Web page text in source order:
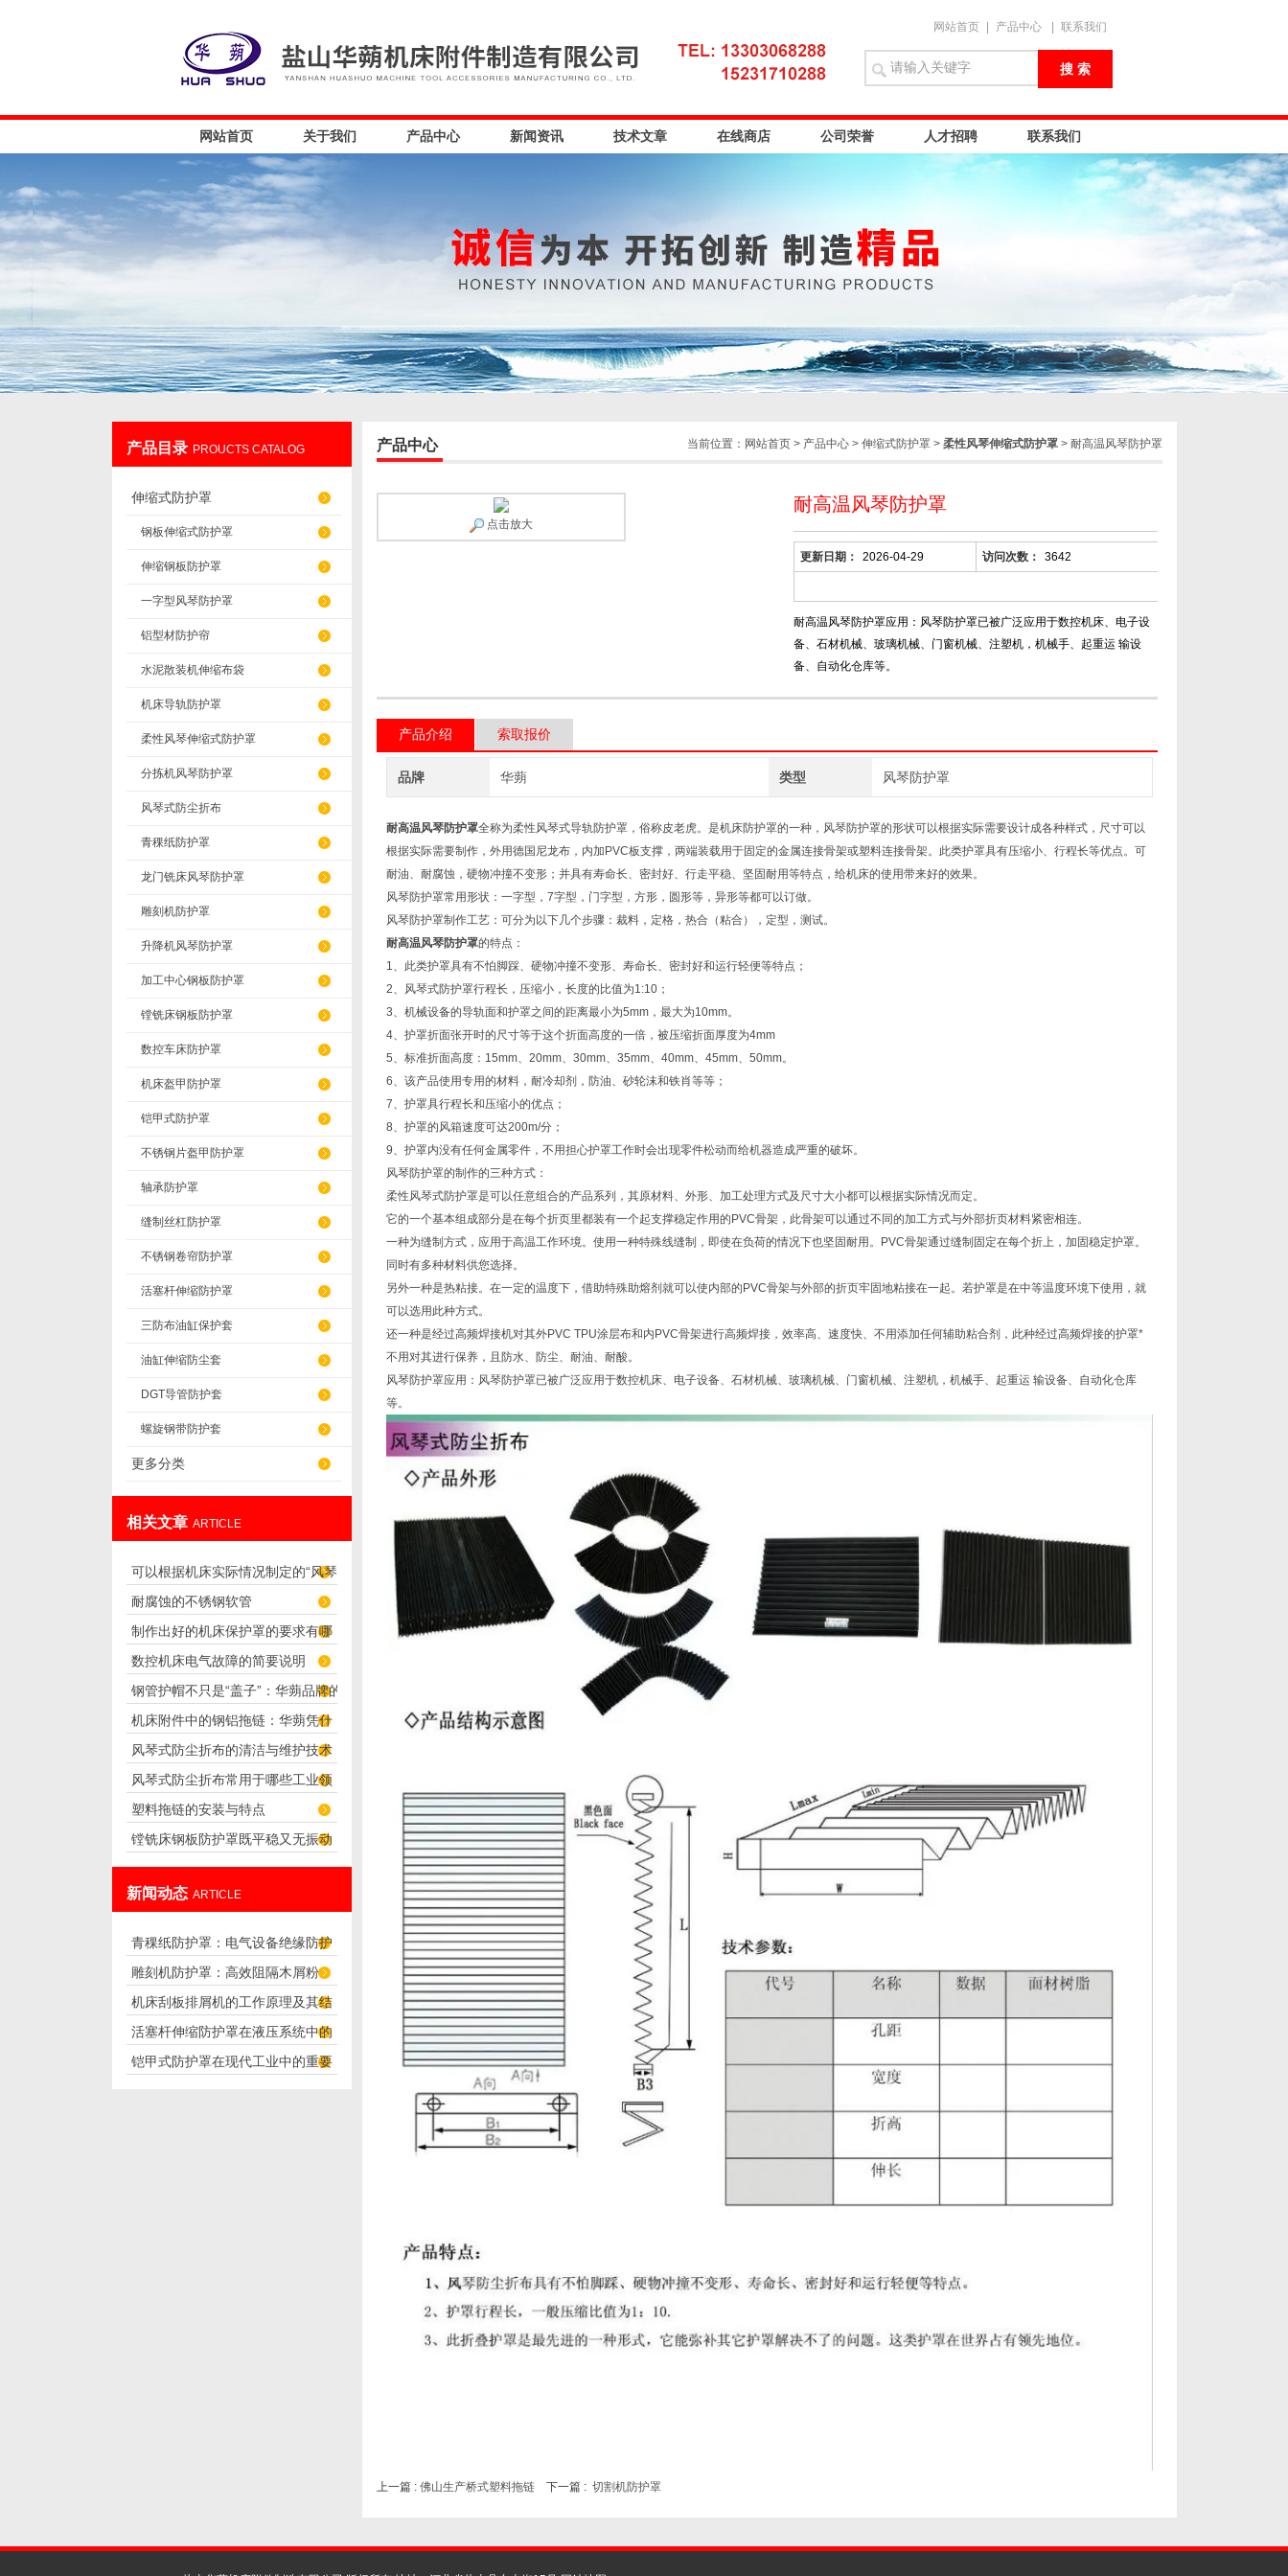
网站首页 产品中心 联系我们
网站首页 关于我们 产品中心 新闻资讯 技术文章 在线商店 公司荣誉 人才招聘 联系我们
产品目录 PROUCTS CATALOG
伸缩式防护罩
钢板伸缩式防护罩
伸缩钢板防护罩
一字型风琴防护罩
铝型材防护帘
水泥散装机伸缩布袋
机床导轨防护罩
柔性风琴伸缩式防护罩
分拣机风琴防护罩
风琴式防尘折布
青稞纸防护罩
龙门铣床风琴防护罩
雕刻机防护罩
升降机风琴防护罩
加工中心钢板防护罩
镗铣床钢板防护罩
数控车床防护罩
机床盔甲防护罩
铠甲式防护罩
不锈钢片盔甲防护罩
轴承防护罩
缝制丝杠防护罩
不锈钢卷帘防护罩
活塞杆伸缩防护罩
三防布油缸保护套
油缸伸缩防尘套
DGT导管防护套
螺旋钢带防护套
更多分类
相关文章 ARTICLE
可以根据机床实际情况制定的“风琴
导轨防护罩”
耐腐蚀的不锈钢软管
制作出好的机床保护罩的要求有哪
些？
数控机床电气故障的简要说明
钢管护帽不只是“盖子”：华蒴品牌的
应用场景与选购参考
机床附件中的钢铝拖链：华蒴凭什
么赢得行业客户认可？
风琴式防尘折布的清洁与维护技术
风琴式防尘折布常用于哪些工业领
域？
塑料拖链的安装与特点
镗铣床钢板防护罩既平稳又无振动
新闻动态 ARTICLE
青稞纸防护罩：电气设备绝缘防护
专用方案
雕刻机防护罩：高效阻隔木屑粉
尘，守护设备精度与安全
机床刮板排屑机的工作原理及其结
构分析
活塞杆伸缩防护罩在液压系统中的
应用
铠甲式防护罩在现代工业中的重要
当前位置： 网站首页> 产品中心> 伸缩式防护罩> 柔性风琴伸缩式防护罩> 耐高温风琴防护罩
产品中心
耐高温风琴防护罩
更新日期： 2026-04-29 访问次数： 3642
耐高温风琴防护罩应用：风琴防护罩已被广泛应用于数控机床、电子设
备、石材机械、玻璃机械、门窗机械、注塑机，机械手、起重运 输设
备、自动化仓库等。
点击放大
产品介绍 索取报价
品牌 华蒴 类型 风琴防护罩
耐高温风琴防护罩全称为柔性风琴式导轨防护罩，俗称皮老虎。是机床防护罩的一种，风琴防护罩的形状可以根据实际需要设计成各种样式，尺寸可以
根据实际需要制作，外用德国尼龙布，内加PVC板支撑，两端装载用于固定的金属连接骨架或塑料连接骨架。此类护罩具有压缩小、行程长等优点。可
耐油、耐腐蚀，硬物冲撞不变形；并具有寿命长、密封好、行走平稳、坚固耐用等特点，给机床的使用带来好的效果。
风琴防护罩常用形状：一字型，7字型，门字型，方形，圆形等，异形等都可以订做。
风琴防护罩制作工艺：可分为以下几个步骤：裁料，定格，热合（粘合），定型，测试。
耐高温风琴防护罩的特点：
1、此类护罩具有不怕脚踩、硬物冲撞不变形、寿命长、密封好和运行轻便等特点；
2、风琴式防护罩行程长，压缩小，长度的比值为1:10；
3、机械设备的导轨面和护罩之间的距离最小为5mm，最大为10mm。
4、护罩折面张开时的尺寸等于这个折面高度的一倍，被压缩折面厚度为4mm
5、标准折面高度：15mm、20mm、30mm、35mm、40mm、45mm、50mm。
6、该产品使用专用的材料，耐冷却剂，防油、砂轮沫和铁肖等等；
7、护罩具行程长和压缩小的优点；
8、护罩的风箱速度可达200m/分；
9、护罩内没有任何金属零件，不用担心护罩工作时会出现零件松动而给机器造成严重的破坏。
风琴防护罩的制作的三种方式：
柔性风琴式防护罩是可以任意组合的产品系列，其原材料、外形、加工处理方式及尺寸大小都可以根据实际情况而定。
它的一个基本组成部分是在每个折页里都装有一个起支撑稳定作用的PVC骨架，此骨架可以通过不同的加工方式与外部折页材料紧密相连。
一种为缝制方式，应用于高温工作环境。使用一种特殊线缝制，即使在负荷的情况下也坚固耐用。PVC骨架通过缝制固定在每个折上，加固稳定护罩。
同时有多种材料供您选择。
另外一种是热粘接。在一定的温度下，借助特殊助熔剂就可以使内部的PVC骨架与外部的折页牢固地粘接在一起。若护罩是在中等温度环境下使用，就
可以选用此种方式。
还一种是经过高频焊接机对其外PVC TPU涂层布和内PVC骨架进行高频焊接，效率高、速度快、不用添加任何辅助粘合剂，此种经过高频焊接的护罩*
不用对其进行保养，且防水、防尘、耐油、耐酸。
风琴防护罩应用：风琴防护罩已被广泛应用于数控机床、电子设备、石材机械、玻璃机械、门窗机械、注塑机，机械手、起重运 输设备、自动化仓库
等。
上一篇 : 佛山生产桥式塑料拖链下一篇 : 切割机防护罩